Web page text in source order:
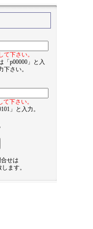
下さい。
「p00000」と入
さい。
下さい。
」と入力。
せは
ます。